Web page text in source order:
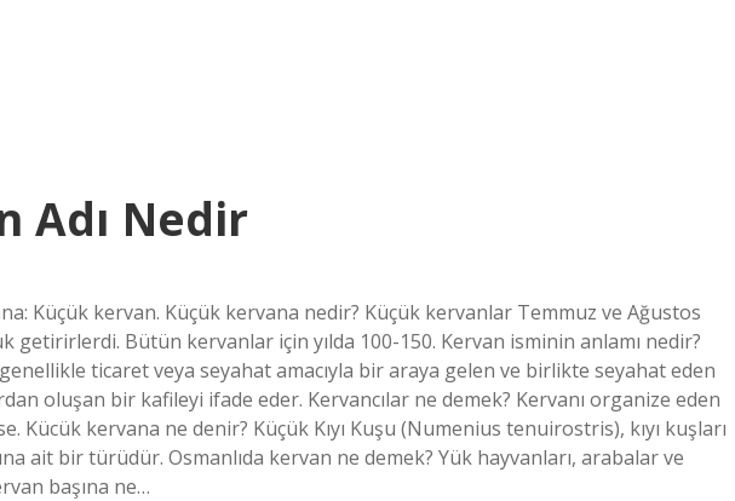
Adı Nedir
Küçük kervan. Küçük kervana nedir? Küçük kervanlar Temmuz ve Ağustos
getirirlerdi. Bütün kervanlar için yılda 100-150. Kervan isminin anlamı nedir?
ticaret veya seyahat amacıyla bir araya gelen ve birlikte seyahat eden
oluşan bir kafileyi ifade eder. Kervancılar ne demek? Kervanı organize eden
Kücük kervana ne denir? Küçük Kıyı Kuşu (Numenius tenuirostris), kıyı kuşları
ait bir türüdür. Osmanlıda kervan ne demek? Yük hayvanları, arabalar ve
başına ne…